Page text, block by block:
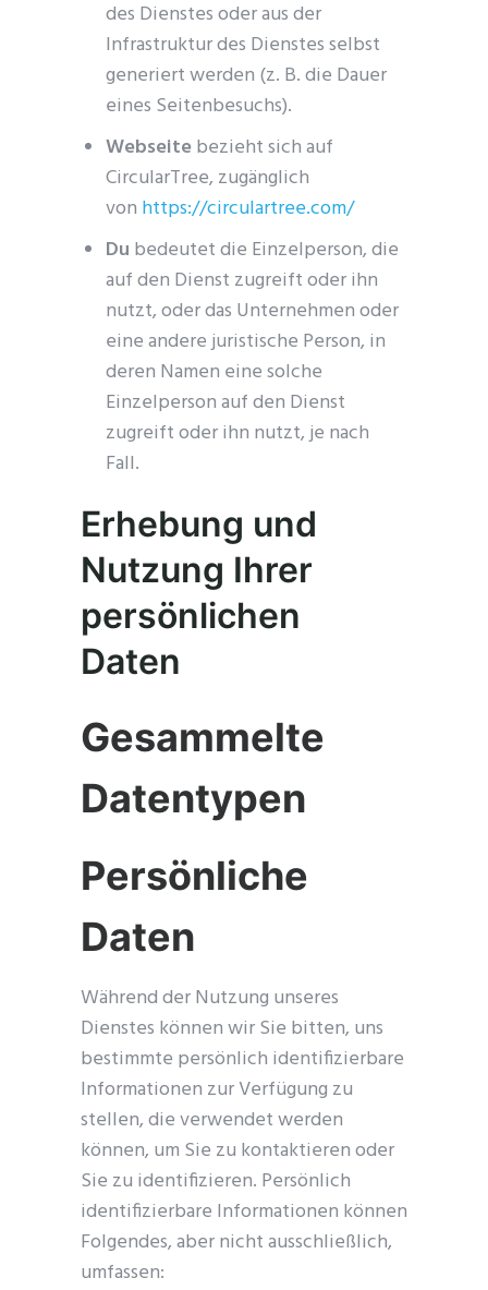
des Dienstes oder aus der
Infrastruktur des Dienstes selbst
generiert werden (z. B. die Dauer
eines Seitenbesuchs).
Webseitebezieht sich auf
CircularTree, zugänglich
von https://circulartree.com/
Du bedeutet die Einzelperson, die
auf den Dienst zugreift oder ihn
nutzt, oder das Unternehmen oder
eine andere juristische Person, in
deren Namen eine solche
Einzelperson auf den Dienst
zugreift oder ihn nutzt, je nach
Fall.
Erhebung und
Nutzung Ihrer
persönlichen
Daten
Gesammelte
Datentypen
Persönliche
Daten
Während der Nutzung unseres
Dienstes können wir Sie bitten, uns
bestimmte persönlich identifizierbare
Informationen zur Verfügung zu
stellen, die verwendet werden
können, um Sie zu kontaktieren oder
Sie zu identifizieren. Persönlich
identifizierbare Informationen können
Folgendes, aber nicht ausschließlich,
umfassen: